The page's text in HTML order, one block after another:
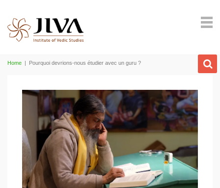
Home | Pourquoi devrions-nous étudier avec un guru ?